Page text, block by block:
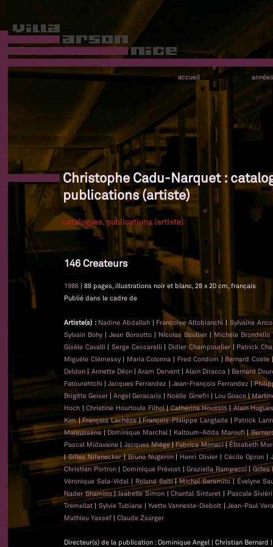
accueil années
Christophe Cadu-Narquet :
publications (artiste)
catalogues, publications (artiste)
146 Createurs
1986 | 88 pages, illustrations noir et blanc, 28 x 20 cm, français
Publié dans le cadre de
Artiste(s) : Nadine Abdallah| Françoise Altobianchi |Sylvaine
Sylvain Bohy| Jean Borsotto | Nicolas Boullier | Michèle Brondello
Gisèle Cavalli |Serge Ceccarelli | Didier Champourlier| Patrick
Miguèle Clémessy| Maria Colonna | Fred Condom|Bernard Coste
Deldon|Annette Déon|Aram Dervent|Alain Diracca | Bernard
Fatourehtchi |Jacques Ferrandez | Jean-François Ferrandez|
Brigitte Geiser|Angel Geracaris | Noëlle Ginefri | Lou Goaco|
Hoch |Christine Hourtoule Filhol|Catherine Houssin|Alain
Kim|François Lachéze|François-Philippe Langlade| Patrick
Malausséna|Dominique Marchal | Kaltoum-Adda Maroufi|
Pascal Midavaine |Jacques Miège|Fabrice Monaci|Élisabeth
|Gilles Nifenecker|Bruno Nugeron|Henri Olivier |Cécile Opron|
Christian Portron| Dominique Prévost |Graziella Rampacci|Gilles
Véronique Sala-Vidal | Roland Salti|Michel Saramito|Évelyne
Nader Shamloo|Isabelle Simon|Chantal Sinturet | Pascale Siviéri
Tremellat | Sylvie Tubiana | Yvette Vanneste-Diebolt |Jean-Paul
Mathieu Yassef | Claude Zsürger
Directeur(s) de la publication : Dominique Angel | Christian